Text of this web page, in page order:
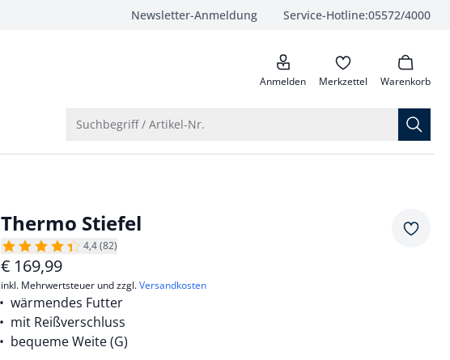
Newsletter-Anmeldung Service-Hotline:05572/4000
anrufen
Anmelden Merkzettel Warenkorb
Suchbegriff / Artikel-Nr.
Thermo Stiefel
4,4 (82)
€ 169,99
inkl. Mehrwertsteuer und zzgl.Versandkosten
wärmendes Futter
mit Reißverschluss
bequeme Weite (G)